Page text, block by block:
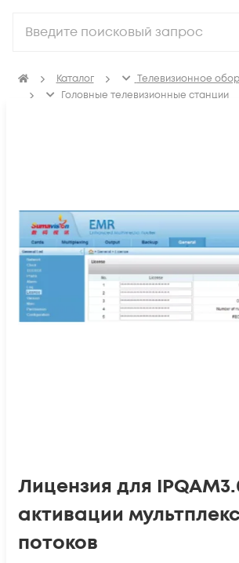
Каталог
Телевизионное
Головные телевизионные станции
Лицензия для
активации
потоков